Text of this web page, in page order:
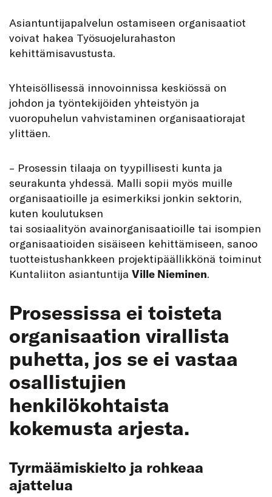
Asiantuntijapalvelun ostamiseen organisaatiot
voivat hakea Työsuojelurahaston
kehittämisavustusta.
Yhteisöllisessä innovoinnissa keskiössä on
johdon ja työntekijöiden yhteistyön ja
vuoropuhelun vahvistaminen organisaatiorajat
ylittäen.
– Prosessin tilaaja on tyypillisesti kunta ja
seurakunta yhdessä. Malli sopii myös muille
organisaatioille ja esimerkiksi jonkin sektorin,
kuten koulutuksen
tai sosiaalityön avainorganisaatioille tai isompien
organisaatioiden sisäiseen kehittämiseen, sanoo
tuotteistushankkeen projektipäällikkönä toiminut
Kuntaliiton asiantuntija Ville Nieminen.
Prosessissa ei toisteta
organisaation virallista
puhetta, jos se ei vastaa
osallistujien
henkilökohtaista
kokemusta arjesta.
Tyrmäämiskielto ja rohkeaa
ajattelua